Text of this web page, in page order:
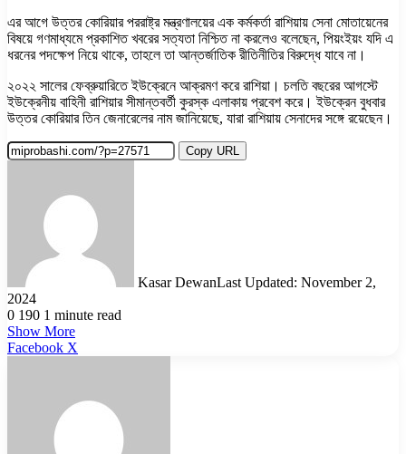
এর আগে উত্তর কোরিয়ার পররাষ্ট্র মন্ত্রণালয়ের এক কর্মকর্তা রাশিয়ায় সেনা মোতায়েনের
বিষয়ে গণমাধ্যমে প্রকাশিত খবরের সত্যতা নিশ্চিত না করলেও বলেছেন, পিয়ংইয়ং যদি এ
ধরনের পদক্ষেপ নিয়ে থাকে, তাহলে তা আন্তর্জাতিক রীতিনীতির বিরুদ্ধে যাবে না।
২০২২ সালের ফেব্রুয়ারিতে ইউক্রেনে আক্রমণ করে রাশিয়া। চলতি বছরের আগস্টে
ইউক্রেনীয় বাহিনী রাশিয়ার সীমান্তবর্তী কুরস্ক এলাকায় প্রবেশ করে। ইউক্রেন বুধবার
উত্তর কোরিয়ার তিন জেনারেলের নাম জানিয়েছে, যারা রাশিয়ায় সেনাদের সঙ্গে রয়েছেন।
Copy URL
Kasar DewanLast Updated: November 2,
2024
0 190 1 minute read
Show More
Facebook X